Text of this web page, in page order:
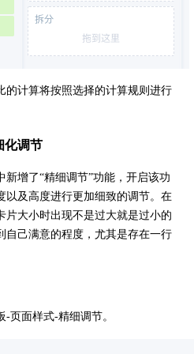
的计算将按照选择的计算规则进行
化调节
增了“精细调节”功能，开启该功
以及高度进行更加细致的调节。在
片大小时出现不是过大就是过小的
自己满意的程度，尤其是存在一行
页面样式-精细调节。